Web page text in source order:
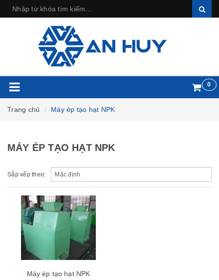
0
Trang chủ Máy ép tạo hạt NPK
MÁY ÉP TẠO HẠT NPK
Sắp xếp theo:
Máy ép tạo hạt NPK